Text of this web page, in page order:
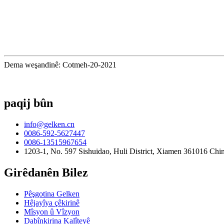
Dema weşandinê: Cotmeh-20-2021
paqij bûn
info@gelken.cn
0086-592-5627447
0086-13515967654
1203-1, No. 597 Sishuidao, Huli District, Xiamen 361016
Girêdanên Bilez
Pêşgotina Gelken
Hêjayîya çêkirinê
Mîsyon û Vîzyon
Dabînkirina Kalîteyê